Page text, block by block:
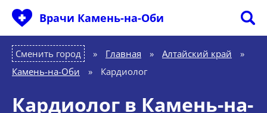
Врачи Камень-на-Оби
Сменить город Главная » Алтайский край
»
Камень-на-Оби
» Кардиолог
Кардиолог в Камень-на-